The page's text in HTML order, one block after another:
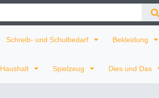
Schreib- und Schulbedarf Bekleidung
Haushalt Spielzeug Dies und Das